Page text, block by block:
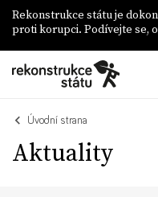
Rekonstrukce státu je
proti korupci. Podívejte se,
Úvodní strana
Aktuality